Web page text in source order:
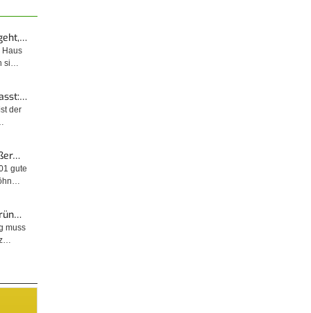
Haus
si…
der
gute
muss